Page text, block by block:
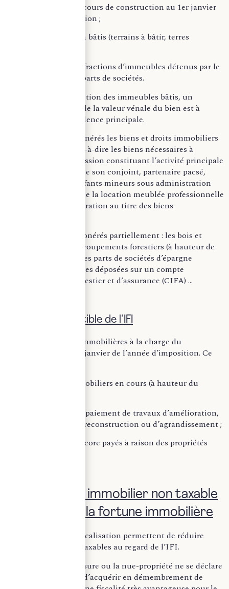
– les immeubles en cours de construction au 1er janvier
de l’année d’imposition ;
– les immeubles non bâtis (terrains à bâtir, terres
– les immeubles ou fractions d’immeubles détenus par le
biais de titres et de parts de sociétés.
Concernant l’imposition des immeubles bâtis, un
abattement de 30% de la valeur vénale du bien est à
déduire pour la résidence principale.
Sont totalement exonérés les biens et droits immobiliers
professionnels, c’est-à-dire les biens nécessaires à
l’exercice de la profession constituant l’activité principale
du propriétaire (ou de son conjoint, partenaire pacsé,
concubin, ou ses enfants mineurs sous administration
légale). Précisons que la location meublée professionnelle
ouvre droit à l’exonération au titre des biens
Sont notamment exonérés partiellement : les bois et
forêts, les parts de groupements forestiers (à hauteur de
75%), à l’exclusion des parts de sociétés d’épargne
forestière ; les sommes déposées sur un compte
d’investissement forestier et d’assurance (CIFA) …
B. Passif déductible de l’IFI
Il s’agit des dettes immobilières à la charge du
contribuable au 1er janvier de l’année d’imposition. Ce
– des emprunts immobiliers en cours (à hauteur du
– des dettes liées au paiement de travaux d’amélioration,
de construction, de reconstruction ou d’agrandissement ;
– des impôts non encore payés à raison des propriétés
II. Patrimoine immobilier non taxable
à l’Impôt sur la fortune immobilière
Des moyens de défiscalisation permettent de réduire
l’assiette des biens taxables au regard de l’IFI.
En effet, dans la mesure ou la nue-propriété ne se déclare
pas à l’IFI, l’intérêt d’acquérir en démembrement de